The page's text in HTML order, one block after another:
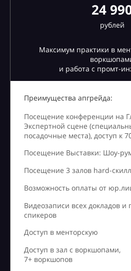
24
рублей
Максимум практики в
и работа с промт-
Преимущества апгрейда:
Посещение конференции на
Экспертной сцене
посадочные места), доступ к
Посещение Выставки: Шоу-
Посещение 3 залов hard-
Возможность оплаты от
Видеозаписи всех докладов и
спикеров
Доступ в менторскую
Доступ в зал с воркшопами,
7+ воркшопов